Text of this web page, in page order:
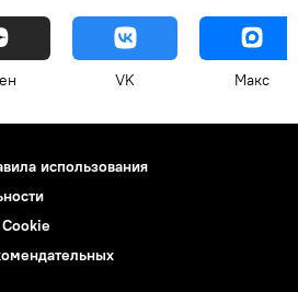
VK Макс
использования